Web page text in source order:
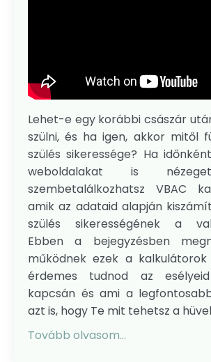
Lehet-e egy korábbi császár
szülni, és ha igen, akkor mitől
szülés sikeressége? Ha
weboldalakat is
szembetalálkozhatsz VBAC
amik az adataid alapján
szülés sikerességének a
Ebben a bejegyzésben
működnek ezek a
érdemes tudnod az
kapcsán és ami a
azt is, hogy Te mit tehetsz a
Tovább olvasom...